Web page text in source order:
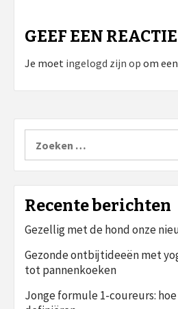
GEEF EEN REACTIE
Je moet ingelogd zijn op om
naar:
Recente berichten
Gezellig met de hond onze
Gezonde ontbijtideeën met
tot pannenkoeken
Jonge formule 1-coureurs: